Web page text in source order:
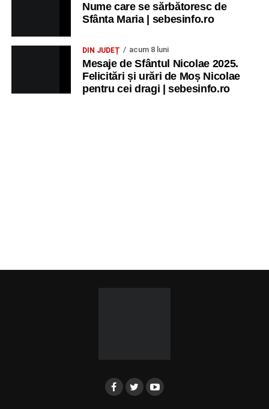
Nume care se sărbătoresc de
Sfânta Maria | sebesinfo.ro
DIN JUDEȚ acum 8 luni
Mesaje de Sfântul Nicolae 2025.
Felicitări și urări de Moș Nicolae
pentru cei dragi | sebesinfo.ro